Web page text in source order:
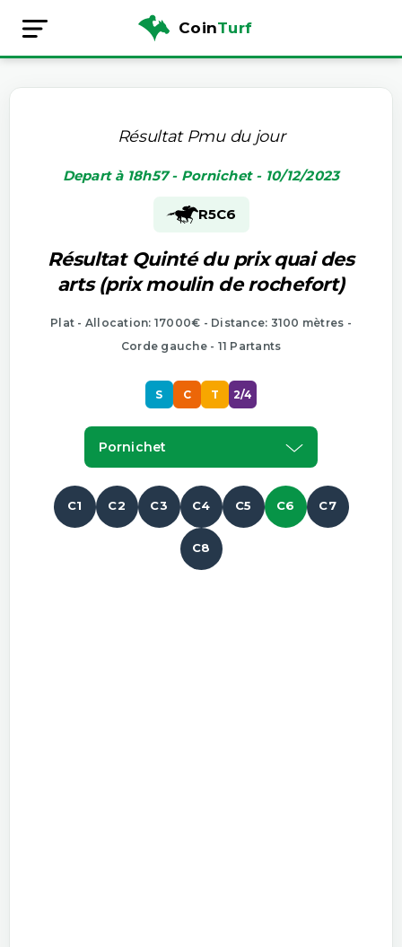
CoinTurf
Résultat Pmu du jour
Depart à 18h57 - Pornichet - 10/12/2023
R5C6
Résultat Quinté du prix quai des
arts (prix moulin de rochefort)
Plat - Allocation: 17000€ - Distance: 3100 mètres -
Corde gauche - 11 Partants
S C T 2/4
Pornichet
C1 C2 C3 C4 C5 C6 C7
C8